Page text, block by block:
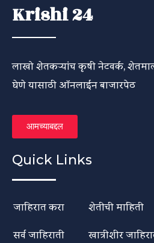
Krishi 24
लाखो शेतकऱ्यांच कृषी नेटवर्क,
घेणे यासाठी ऑनलाईन बाजारपेठ
आमच्याबद्दल
Quick Links
जाहिरात करा शेतीची माहिती
सर्व जाहिराती
खात्रीशीर